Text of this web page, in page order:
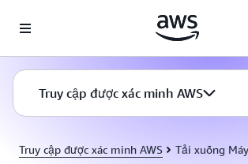
Truy cập được xác minh AWS
Truy cập được xác minh AWS Tải xuống